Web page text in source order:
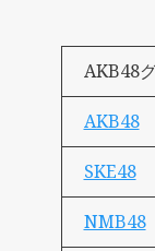
AKB48
AKB48
SKE48
NMB48